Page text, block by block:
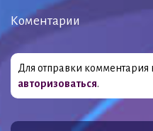
Коментарии
Для отправки
авторизоваться.